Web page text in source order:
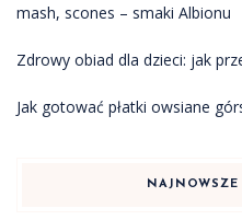
mash, scones – smaki Albionu
Zdrowy obiad dla dzieci: jak
Jak gotować płatki owsiane